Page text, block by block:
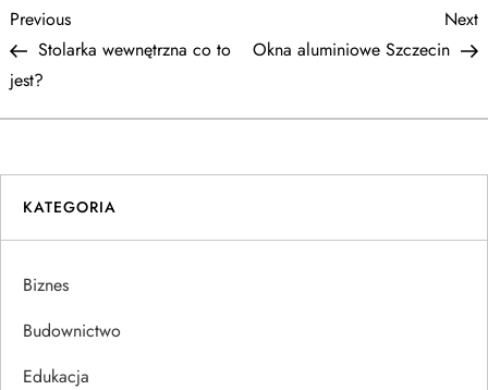
N
a
w
i
g
a
c
Previous
Post
Previous
Stolarka wewnętrzna co to
jest?
Next
Okna aluminiowe Szczecin
KATEGORIA
Biznes
Budownictwo
Edukacja